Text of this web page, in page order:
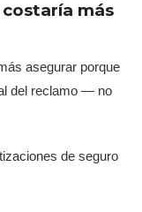
más
asegurar porque
del reclamo — no
de seguro